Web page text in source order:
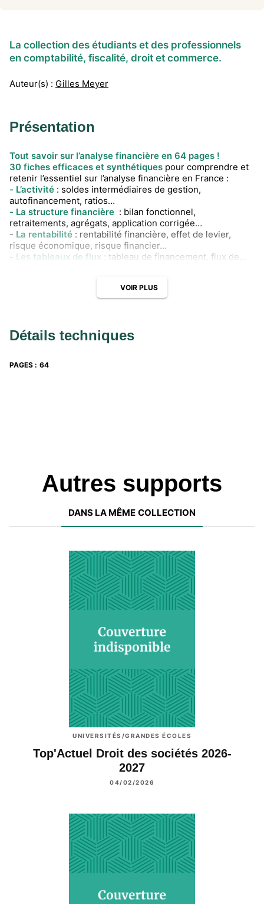
La collection des étudiants et des professionnels
en comptabilité, fiscalité, droit et commerce.
Auteur(s) : Gilles Meyer
Présentation
Tout savoir sur l’analyse financière en 64 pages !
30 fiches efficaces et synthétiques pour comprendre et
retenir l’essentiel sur l’analyse financière en France :
- L’activité : soldes intermédiaires de gestion,
autofinancement, ratios…
- La structure financière : bilan fonctionnel,
retraitements, agrégats, application corrigée…
- La rentabilité : rentabilité financière, effet de levier,
risque économique, risque financier…
- Les tableaux de flux : tableau de financement, flux de
trésorerie, plan de financement…
est professeur agrégé d’économie et
annéeet donnent les informations et les techniques à
connaitre en comptabilité, fiscalité, droit et commerce. Ils
BTS, IUT, DCG...), personnes en formation continue et aux
VOIR PLUS
Détails techniques
PAGES : 64
Autres supports
DANS LA MÊME COLLECTION
UNIVERSITÉS/GRANDES ÉCOLES
Top'Actuel Droit des sociétés 2026-
2027
04/02/2026